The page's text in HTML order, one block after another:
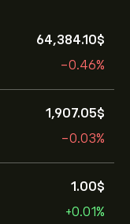
64,384.10‎$‎
-0.46%
1,907.05‎$‎
-0.03%
1.00‎$‎
+0.01%